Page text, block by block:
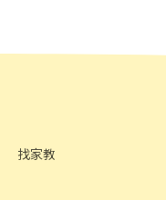
圖職缺)
前缺額如下 🔹 三星鄉 ⭐
找家教